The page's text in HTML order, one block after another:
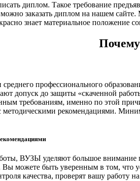
диплом. Такое требование
можно заказать диплом на нашем
знает материальное положение
профессионального
допуск до защиты «скаченной
требованиям, именно по этой
рекомендациями.
ВУЗЫ уделяют большое
можете быть уверенным в том, что
качества, проверят вашу